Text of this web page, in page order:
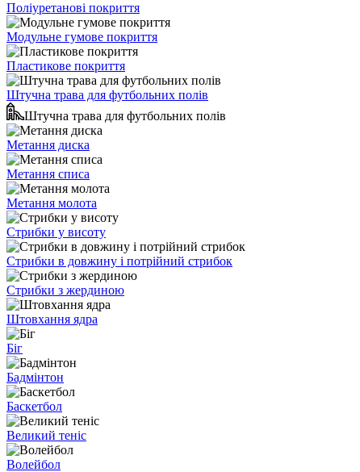
Поліуретанові покриття
Модульне гумове покриття
Пластикове покриття
Штучна трава для футбольних полів
Штучна трава для футбольних полів
Метання диска
Метання списа
Метання молота
Стрибки у висоту
Стрибки в довжину і потрійний стрибок
Стрибки з жердиною
Штовхання ядра
Біг
Бадмінтон
Баскетбол
Великий теніс
Волейбол